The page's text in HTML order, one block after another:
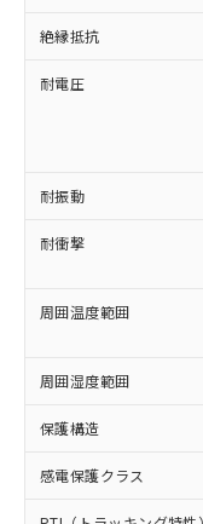
絶縁抵抗
耐電圧
耐振動
耐衝撃
周囲温度範囲
周囲湿度範囲
保護構造
感電保護クラス
以下の条件
本サ
商品
(税抜)
当社
本サ
在庫
記載
タに
覧され
準価
す。
対応予定：
有に対応し
対応予定な
非含有に非
調査・確認
非含有の対
害物質有無
仕入先様の
いたものが
むを得ず変
*EU RoHS指令（
鉛(Pb)
ミウム(Cd)
六価クロム
類(PBB)
「○」：最
基準値以下
「×」：最
基準値を超
「－」：未
*中国RoHS10
Pb(鉛)
当社
為替
（以
また
国政
可)を取
とりま
号